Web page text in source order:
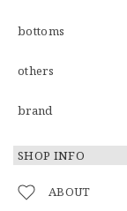
bottoms
others
brand
SHOP INFO
ABOUT